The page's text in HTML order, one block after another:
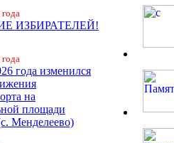
ИЗБИРАТЕЛЕЙ!
года изменился
на
площади
Менделеево)